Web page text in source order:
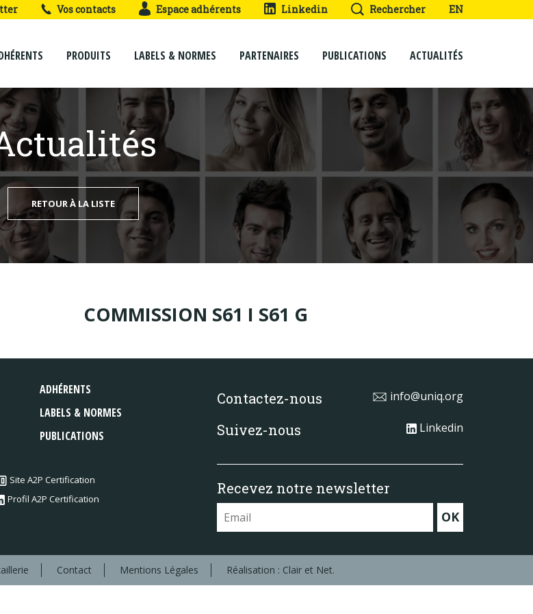
Vos contacts Espace adhérents Linkedin Rechercher EN
PRODUITS LABELS & NORMES PARTENAIRES PUBLICATIONS ACTUALITÉS
RETOUR À LA LISTE
COMMISSION S61 I S61 G
ADHÉRENTS
LABELS & NORMES
PUBLICATIONS
Site A2P Certification
Profil A2P Certification
Contactez-nous info@uniq.org
Suivez-nous Linkedin
Recevez notre newsletter
OK
Contact Mentions Légales Réalisation : Clair et Net.